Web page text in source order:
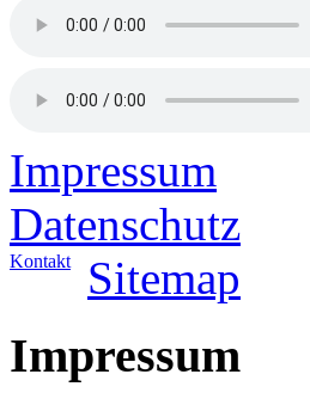
Impressum
Datenschutz
Kontakt Sitemap
Impressum